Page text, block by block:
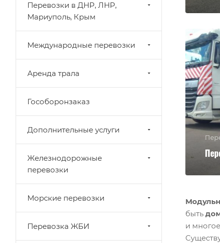
быть
и
Перевозки в ДНР, ЛНР,
Мариуполь, Крым
Международные перевозки
Аренда трала
Гособоронзаказ
Дополнительные услуги
Железнодорожные
перевозки
Морские перевозки
Перевозка ЖБИ